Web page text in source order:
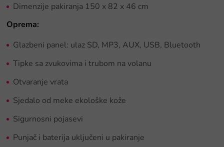
Dimenzije pakiranja 150 x 82 x 46 cm
Oprema:
Glazbeni panel: ulaz SD, MP3, AUX, USB, Bluetooth
Tipke sa zvukovima i trubom na volanu
Otvaranje vrata
Sjedalo od meke ekološke kože
Sigurnosni pojasevi
Punjač i baterija uključeni u pakiranje